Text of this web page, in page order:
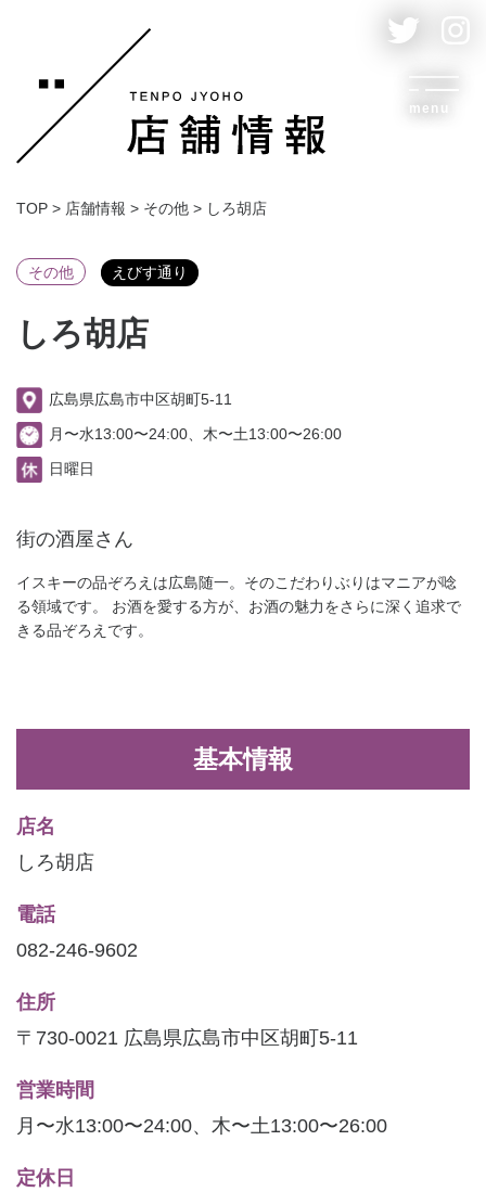
menu
TOP > 店舗情報 > その他 > しろ胡店
その他 えびす通り
しろ胡店
広島県広島市中区胡町5-11
月〜水13:00〜24:00、木〜土13:00〜26:00
日曜日
街の酒屋さん
イスキーの品ぞろえは広島随一。そのこだわりぶりはマニアが唸
る領域です。 お酒を愛する方が、お酒の魅力をさらに深く追求で
きる品ぞろえです。
基本情報
店名
しろ胡店
電話
082-246-9602
住所
〒730-0021 広島県広島市中区胡町5-11
営業時間
月〜水13:00〜24:00、木〜土13:00〜26:00
定休日